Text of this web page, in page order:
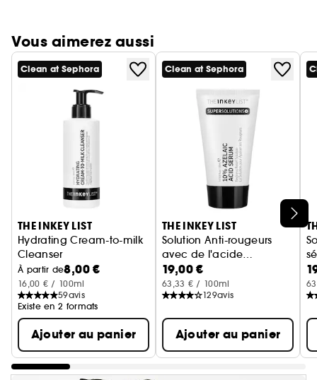
Vous aimerez aussi
Clean at Sephora
THE INKEY LIST
Hydrating Cream-to-milk
Cleanser
Nettoyant Crème-Lait Hydratant
À partir de8,00 €
16,00 € / 100ml
59avis
Existe en 2 formats
Ajouter au panier
Clean at Sephora
THE INKEY LIST
Solution Anti-rougeurs
avec de l'acide
azélaïque 10 %
Sérum visage
19,00 €
63,33 € / 100ml
129avis
Ajouter au panier